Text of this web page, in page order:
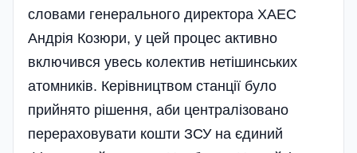
словами генерального директора ХАЕС
Андрія Козюри, у цей процес активно
включився увесь колектив нетішинських
атомників. Керівництвом станції було
прийнято рішення, аби централізовано
перераховувати кошти ЗСУ на єдиний